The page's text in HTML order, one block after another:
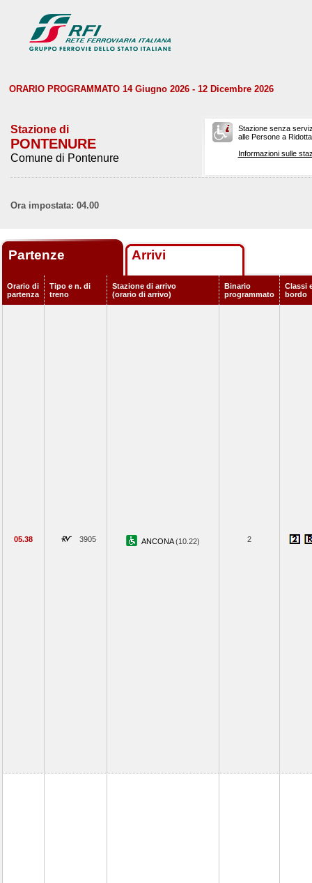
ORARIO PROGRAMMATO 14 Giugno 2026 - 12 Dicembre 2026
Stazione di
PONTENURE
Comune di Pontenure
Stazione senza
alle Persone a
Informazioni sulle
Ora impostata: 04.00
Partenze Arrivi
Orario di
partenza
Tipo e n. di
treno
Stazione di arrivo
(orario di arrivo)
Binario
programmato
Classi
bordo
05.38 3905 ANCONA(10.22) 2